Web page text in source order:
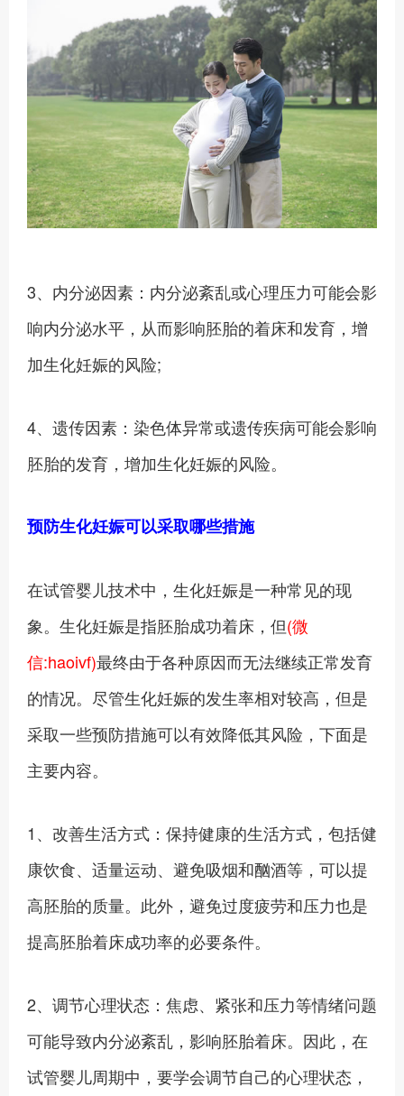
3、内分泌因素：内分泌紊乱或心理压力可能会影
响内分泌水平，从而影响胚胎的着床和发育，增
加生化妊娠的风险;
4、遗传因素：染色体异常或遗传疾病可能会影响
胚胎的发育，增加生化妊娠的风险。
预防生化妊娠可以采取哪些措施
在试管婴儿技术中，生化妊娠是一种常见的现
象。生化妊娠是指胚胎成功着床，但(微
信:haoivf)最终由于各种原因而无法继续正常发育
的情况。尽管生化妊娠的发生率相对较高，但是
采取一些预防措施可以有效降低其风险，下面是
主要内容。
1、改善生活方式：保持健康的生活方式，包括健
康饮食、适量运动、避免吸烟和酗酒等，可以提
高胚胎的质量。此外，避免过度疲劳和压力也是
提高胚胎着床成功率的必要条件。
2、调节心理状态：焦虑、紧张和压力等情绪问题
可能导致内分泌紊乱，影响胚胎着床。因此，在
试管婴儿周期中，要学会调节自己的心理状态，